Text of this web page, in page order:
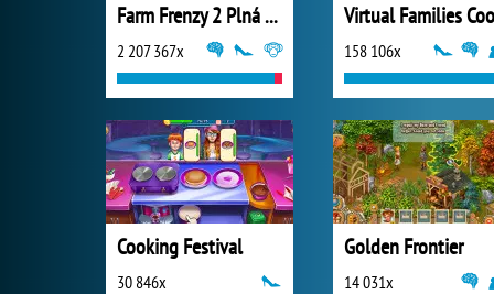
Farm Frenzy 2 Plná Verze
2 207 367x 158 106x
Cooking Festival
30 846x
Golden Frontier
14 031x